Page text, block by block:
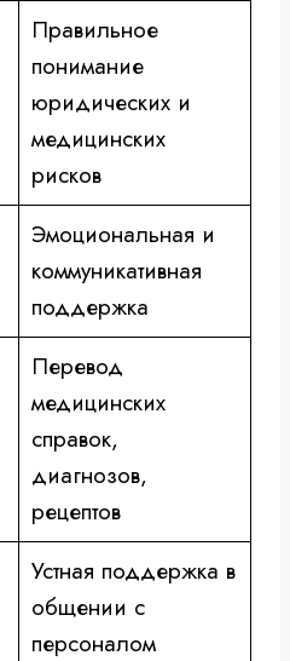
Правильное
понимание
юридических и
медицинских
рисков
Эмоциональная и
коммуникативная
поддержка
Перевод
медицинских
справок,
диагнозов,
рецептов
Устная поддержка в
общении с
персоналом